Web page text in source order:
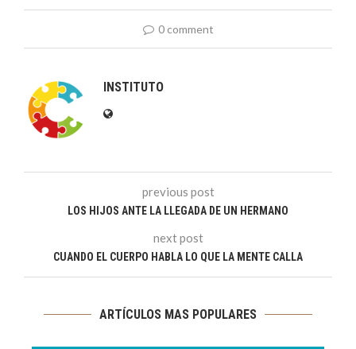
0 comment
INSTITUTO
previous post
LOS HIJOS ANTE LA LLEGADA DE UN HERMANO
next post
CUANDO EL CUERPO HABLA LO QUE LA MENTE CALLA
ARTÍCULOS MAS POPULARES